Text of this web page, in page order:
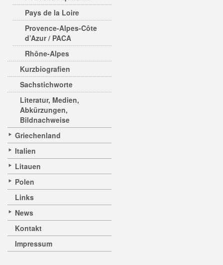
Pays de la Loire
Provence-Alpes-Côte
d’Azur / PACA
Rhône-Alpes
Kurzbiografien
Sachstichworte
Literatur, Medien,
Abkürzungen,
Bildnachweise
Griechenland
Italien
Litauen
Polen
Links
News
Kontakt
Impressum